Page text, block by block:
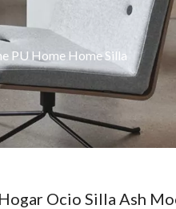
PU Home Home Silla
Ocio Silla Ash